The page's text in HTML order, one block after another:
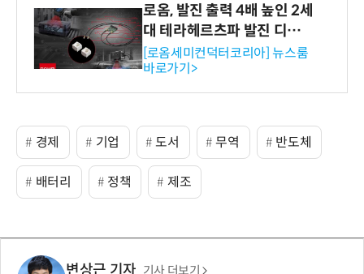
로옴, 발진 출력 4배 높인 2세
대 테라헤르츠파 발진 디바이
스 개발
[로옴세미컨덕터코리아] 뉴스룸
바로가기>
경제 기업 도서 무역 반도체
배터리 정책 제조
변상근 기자 기사 더보기